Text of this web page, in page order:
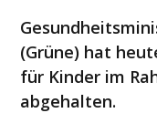
(Grüne) hat
für Kinder im
abgehalten.